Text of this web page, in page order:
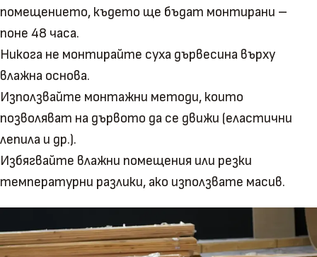
помещението, където ще бъдат монтирани –
поне 48 часа.
Никога не монтирайте суха дървесина върху
влажна основа.
Използвайте монтажни методи, които
позволяват на дървото да се движи (еластични
лепила и др.).
Избягвайте влажни помещения или резки
температурни разлики, ако използвате масив.